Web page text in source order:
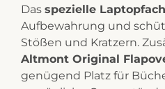
Das spezielle Laptopfach
Aufbewahrung und
Stößen und Kratzern.
Altmont Original
genügend Platz für